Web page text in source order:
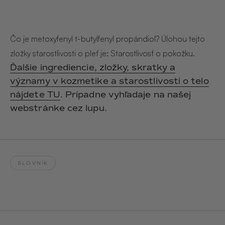
Čo je metoxyfenyl t-butylfenyl propándiol? Úlohou tejto
zložky starostlivosti o pleť je: Starostlivosť o pokožku.
Ďalšie ingrediencie, zložky, skratky a
významy v kozmetike a starostlivosti o telo
nájdete TU. Prípadne vyhľadaje na našej
webstránke cez lupu.
SLOVNÍK
MUCUMU
Candle
ROUGE
€24,90
MUCUMU
Essentials set
L´AMOUR
€38,90
Nail Oil
Candles
Sety
L'AMOUR